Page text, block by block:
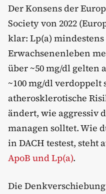
Der Konsens der
Society von 2022
klar: Lp(a)
Erwachsenenleben
über ~50 mg/dl gelten
~100 mg/dl verdoppelt
atherosklerotische
ändert, wie aggressiv
managen solltet. Wie
in DACH testest, steht
ApoB und Lp(a).
Die